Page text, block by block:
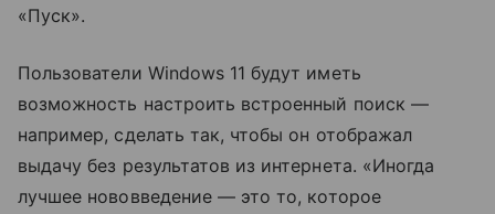
«Пуск».
Пользователи Windows 11 будут иметь
возможность настроить встроенный поиск —
например, сделать так, чтобы он отображал
выдачу без результатов из интернета. «Иногда
лучшее нововведение — это то, которое